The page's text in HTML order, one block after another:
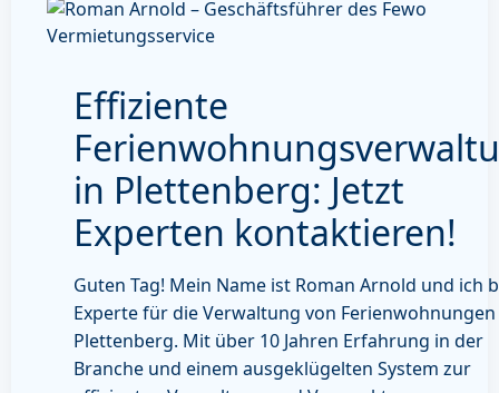
Effiziente
in Plettenberg: Jetzt
Experten kontaktieren!
Guten Tag! Mein Name ist Roman Arnold und ich
Experte für die Verwaltung von
Plettenberg. Mit über 10 Jahren Erfahrung in der
Branche und einem ausgeklügelten System zur